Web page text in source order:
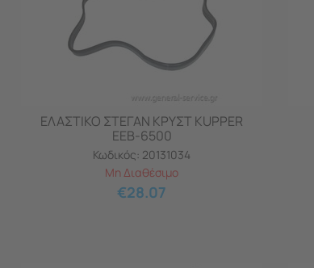
ΕΛΑΣΤΙΚΟ ΣΤΕΓΑΝ ΚΡΥΣΤ KUPPER
ΕΕB-6500
Κωδικός: 20131034
Μη Διαθέσιμο
€28.07